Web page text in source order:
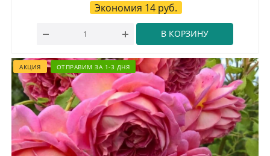
Экономия 14 руб.
В КОРЗИНУ
АКЦИЯ ОТПРАВИМ ЗА 1-3 ДНЯ